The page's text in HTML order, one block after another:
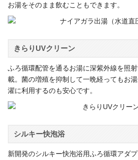
お湯をそのまま飲むこともできます。
きらりUVクリーン
ふろ循環配管を通るお湯に深紫外線を照
載。菌の増殖を抑制して一晩経ってもお
濯に利用するのも安心です。
シルキー快泡浴
新開発のシルキー快泡浴用ふろ循環アダ